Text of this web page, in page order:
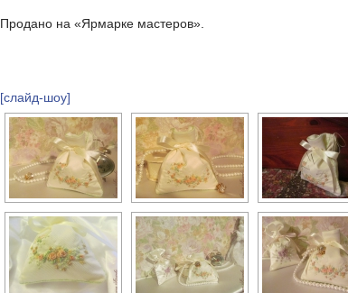
Продано на «Ярмарке мастеров».
[слайд-шоу]